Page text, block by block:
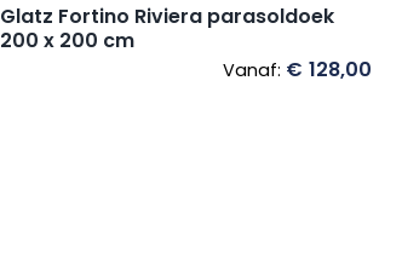
Glatz Fortino Riviera parasoldoek
200 x 200 cm
Vanaf: € 128,00